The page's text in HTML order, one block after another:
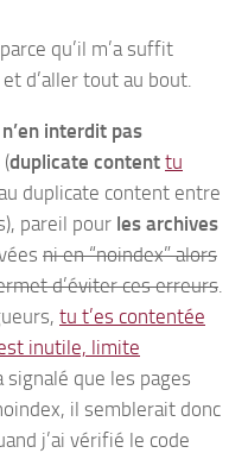
qu’il m’a suffit
et d’aller tout au bout.
interdit pas
duplicate content tu
duplicate content entre
pareil pour les archives
ni en “noindex” alors
d’éviter ces erreurs
tu t’es contentée
inutile, limite
signalé que les pages
il semblerait donc
j’ai vérifié le code